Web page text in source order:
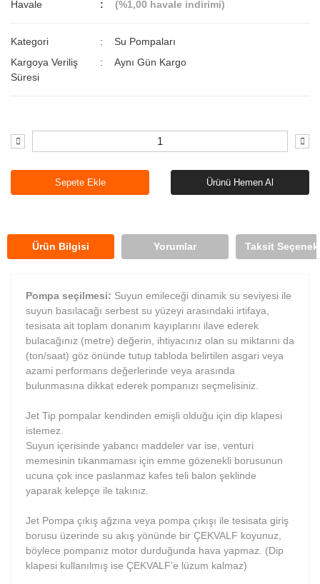
Havale (%1,00 havale indirimi)
Kategori
Su Pompaları
Kargoya Veriliş
Süresi
Aynı Gün Kargo
Sepete Ekle Ürünü Hemen Al
Ürün Bilgisi Yorumlar Taksit
Pompa seçilmesi: Suyun emileceği dinamik su seviyesi ile
suyun basılacağı serbest su yüzeyi arasındaki irtifaya,
tesisata ait toplam donanım kayıplarını ilave ederek
bulacağınız (metre) değerin, ihtiyacınız olan su miktarını da
(ton/saat) göz önünde tutup tabloda belirtilen asgari veya
azami performans değerlerinde veya arasında
bulunmasına dikkat ederek pompanızı seçmelisiniz.
Jet Tip pompalar kendinden emişli olduğu için dip klapesi
istemez.
Suyun içerisinde yabancı maddeler var ise, venturi
memesinin tıkanmaması için emme gözenekli borusunun
ucuna çok ince paslanmaz kafes teli balon şeklinde
yaparak kelepçe ile takınız.
Jet Pompa çıkış ağzına veya pompa çıkışı ile tesisata giriş
borusu üzerinde su akış yönünde bir ÇEKVALF koyunuz,
böylece pompanız motor durduğunda hava yapmaz. (Dip
klapesi kullanılmış ise ÇEKVALF'e lüzum kalmaz)